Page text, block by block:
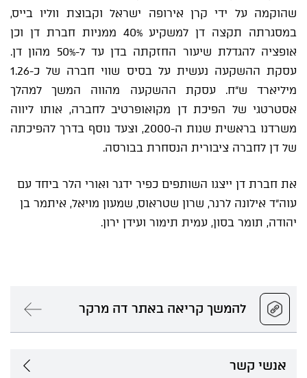
שהוקמה על ידי קרן אירופה ישראל וקבוצת ווליו בייס,
במסגרתה תקצה דן למשקיע 40% ממניות חברת דן וכן
אופציה להגדלת שיעור החזקתה בדן עד ל-50% מהון דן.
עסקת ההשקעה נעשית על בסיס שווי חברה של כ-1.26
מיליארד ש"ח. עסקת ההשקעה מהווה המשך למהלך
אסטרטגי של הפיכת דן מקואופרטיב לחברה, אותו ליווה
משרדנו בראשית שנות ה-2000, וצעד נוסף בדרך להפיכתה
של דן לחברה ציבורית הנסחרת בבורסה.
את חברת דן ייצגו השותפים כפיר ידגר ואורי הלר ביחד עם
עוה"ד אילונה לרנר, שרון שטראוס, שמעון מויאל, איתמר בן
יהודה, תומר בסון, עמית תימור ועידן ירון.
להמשך קריאה באתר דה מרקר
אנשי קשר